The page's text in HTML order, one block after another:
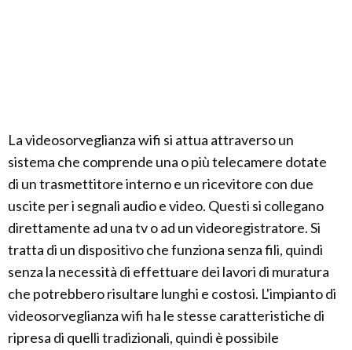
La videosorveglianza wifi si attua attraverso un
sistema che comprende una o più telecamere dotate
di un trasmettitore interno e un ricevitore con due
uscite per i segnali audio e video. Questi si collegano
direttamente ad una tv o ad un videoregistratore. Si
tratta di un dispositivo che funziona senza fili, quindi
senza la necessità di effettuare dei lavori di muratura
che potrebbero risultare lunghi e costosi. L'impianto di
videosorveglianza wifi ha le stesse caratteristiche di
ripresa di quelli tradizionali, quindi è possibile